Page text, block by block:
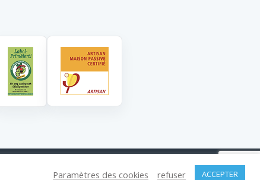
Paramètres des cookies refuser ACCEPTER